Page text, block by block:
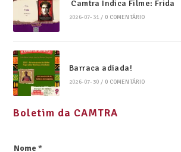
Camtra Indica Filme: Frida
2026-07-31 / 0 COMENTÁRIO
Barraca adiada!
2026-07-30 / 0 COMENTÁRIO
Boletim da CAMTRA
Nome*